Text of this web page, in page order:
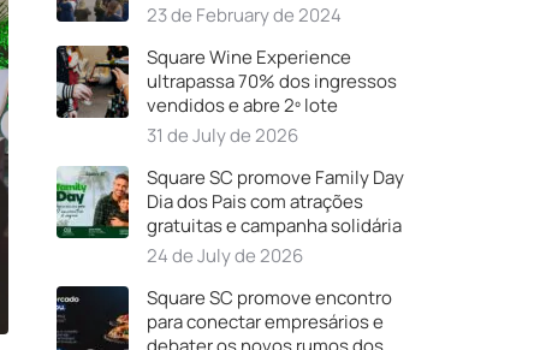
23 de February de 2024
Square Wine Experience
ultrapassa 70% dos ingressos
vendidos e abre 2º lote
31 de July de 2026
Square SC promove Family Day
Dia dos Pais com atrações
gratuitas e campanha solidária
24 de July de 2026
Square SC promove encontro
para conectar empresários e